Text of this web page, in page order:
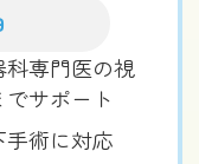
専門医の視
サポート
術に対応